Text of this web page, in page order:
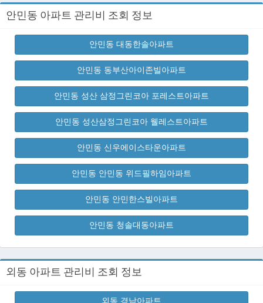
안민동 아파트 관리비 조회 정보
안민동 대동한솔아파트
안민동 동부산아이존빌아파트
안민동 성산 삼정그린코아 포레스트아파트
안민동 성산삼정그린코아 웰레스트아파트
안민동 신우에이스타운아파트
안민동 안민동 위드필하임아파트
안민동 안민한스빌아파트
안민동 청솔대동아파트
외동 아파트 관리비 조회 정보
외동 경남아파트